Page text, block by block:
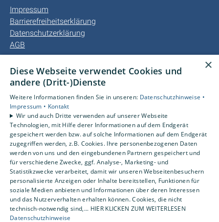
Impressum
Barrierefreiheitserklärung
Datenschutzerklärung
AGB
Unsere Bereiche
Privatkunden
Kundendienst
Karriere
Unternehmen
Kontakt
×
Diese Webseite verwendet Cookies und
andere (Dritt-)Dienste
Weitere Informationen finden Sie in unseren: Datenschutzhinweise •
Impressum • Kontakt
Wir und auch Dritte verwenden auf unserer Webseite
Technologien, mit Hilfe derer Informationen auf dem Endgerät
gespeichert werden bzw. auf solche Informationen auf dem Endgerät
zugegriffen werden, z.B. Cookies. Ihre personenbezogenen Daten
werden von uns und den eingebundenen Partnern gespeichert und
für verschiedene Zwecke, ggf. Analyse-, Marketing- und
Statistikzwecke verarbeitet, damit wir unseren Webseitenbesuchern
personalisierte Anzeigen oder Inhalte bereitstellen, Funktionen für
soziale Medien anbieten und Informationen über deren Interessen
und das Nutzerverhalten erhalten können. Cookies, die nicht
technisch-notwendig sind,... HIER KLICKEN ZUM WEITERLESEN
Datenschutzhinweise